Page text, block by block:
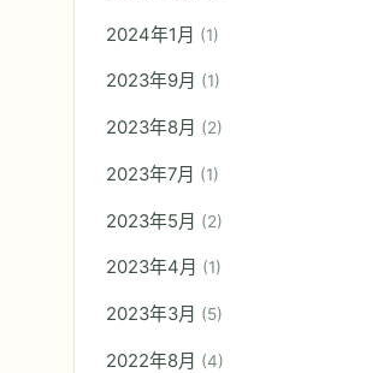
2024年1月 (1)
2023年9月 (1)
2023年8月 (2)
2023年7月 (1)
2023年5月 (2)
2023年4月 (1)
2023年3月 (5)
2022年8月 (4)